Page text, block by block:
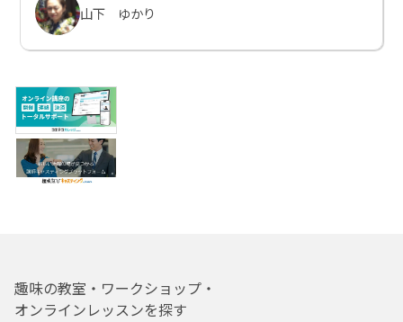
山下 ゆかり
趣味の教室・ワークショップ・
オンラインレッスンを探す